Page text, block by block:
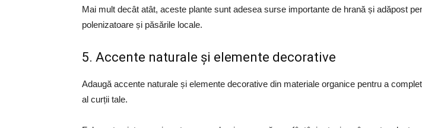
Mai mult decât atât, aceste plante sunt adesea surse importante de hrană și adăpost
polenizatoare și păsările locale.
5. Accente naturale și elemente decorative
Adaugă accente naturale și elemente decorative din materiale organice pentru a
al curții tale.